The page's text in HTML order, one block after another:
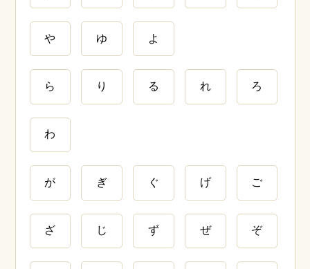
や ゆ よ
ら り る れ ろ
わ
が ぎ ぐ げ ご
ざ じ ず ぜ ぞ